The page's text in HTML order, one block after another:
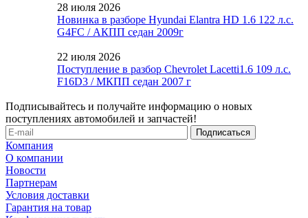
28 июля 2026
Новинка в разборе Hyundai Elantra HD 1.6 122 л.с.
G4FC / АКПП седан 2009г
22 июля 2026
Поступление в разбор Chevrolet Lacetti1.6 109 л.с.
F16D3 / МКПП седан 2007 г
Подписывайтесь и получайте информацию о новых
поступлениях автомобилей и запчастей!
Компания
О компании
Новости
Партнерам
Условия доставки
Гарантия на товар